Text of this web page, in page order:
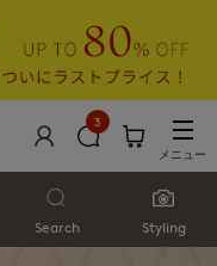
3
メニュー
Search Styling